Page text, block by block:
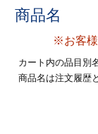
ックカード印刷
業ツール印刷
ィ・販促グッズ
方法
/送料について
ックカード名刺
ムカード
印刷
加工指示ガイド
ックカード
ード印刷
刷
り
プル請求
24
25
2026年 9月
月
火 水
商品名
※お客様
カート内の品目別
商品名は注文履歴